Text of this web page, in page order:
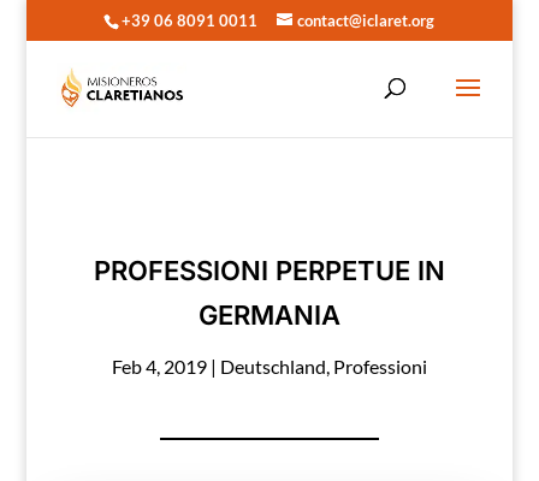
+39 06 8091 0011 contact@iclaret.org
PROFESSIONI PERPETUE IN
GERMANIA
Feb 4, 2019| Deutschland, Professioni